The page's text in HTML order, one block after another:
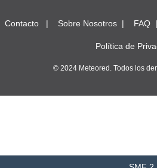
Contacto Sobre Nosotros FAQ
Política de
© 2024 Meteored. Todos los